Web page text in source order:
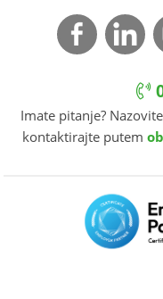
Imate pitanje?
kontaktirajte putem